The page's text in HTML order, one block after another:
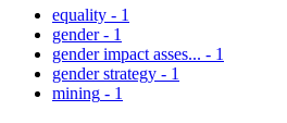
equality - 1
gender - 1
gender impact asses... - 1
gender strategy - 1
mining - 1